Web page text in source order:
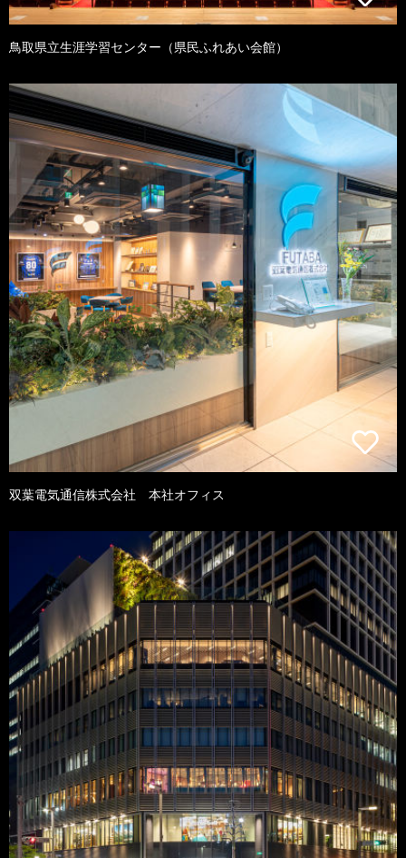
鳥取県立生涯学習センター（県民ふれあい会館）
双葉電気通信株式会社 本社オフィス